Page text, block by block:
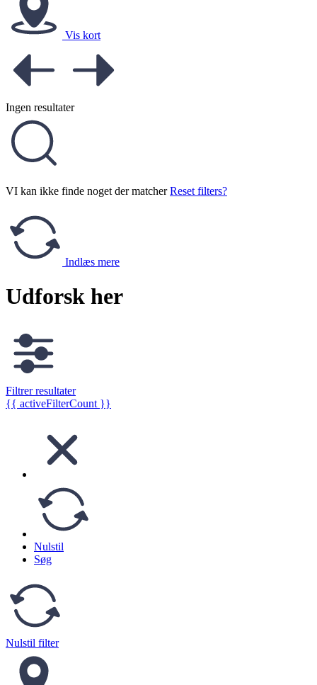
Vis kort
Ingen resultater
VI kan ikke finde noget der matcherReset filters?
Indlæs mere
Udforsk her
Filtrer resultater
{{ activeFilterCount }}
Nulstil
Søg
Nulstil filter